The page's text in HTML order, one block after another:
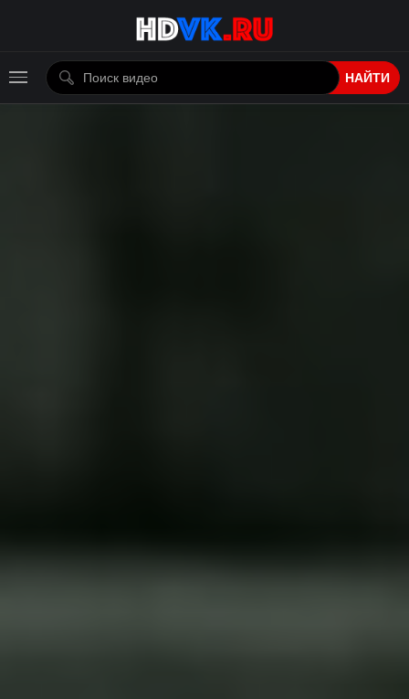
НАЙТИ